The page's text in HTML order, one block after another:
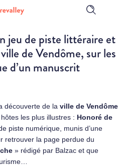
Ouvrir
de
jeu de piste littéraire et
de Vendôme, sur les
d’un manuscrit
découverte de la ville de Vendôme
les plus illustres : Honoré de
piste numérique, munis d’une
retrouver la page perdue du
» rédigé par Balzac et que